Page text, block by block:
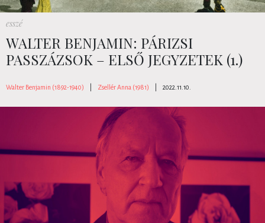
esszé
WALTER BENJAMIN: PÁRIZSI
PASSZÁZSOK – ELSŐ JEGYZETEK (1.)
Walter Benjamin (1892-1940) Zsellér Anna (1981) 2022.11.10.